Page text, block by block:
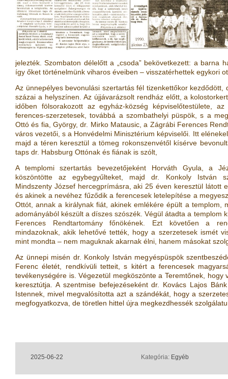
jelezték. Szombaton délelőtt a „csoda” bekövetkezett: a barna
így őket történelmünk viharos éveiben – visszatérhettek egykori
Az ünnepélyes bevonulási szertartás fél tizenkettőkor
százai a helyszínen. Az újjávarázsolt rendház előtt, a
időben fölsorakozott az egyház-község képviselőtestülete,
ferences-szerzetesek, továbbá a szombathelyi püspök, s a
Ottó és fia, György, dr. Mirko Matausic, a Zágrábi Ferences
város vezetői, s a Honvédelmi Minisztérium képviselői. Itt
majd a téren keresztül a tömeg rokonszenvétől kísérve
taps dr. Habsburg Ottónak és fiának is szólt,
A templomi szertartás bevezetőjeként Horváth Gyula, a
köszöntötte az egybegyűlteket, majd dr. Konkoly István
Mindszenty József hercegprímásra, aki 25 éven keresztül látott
és akinek a nevéhez fűződik a ferencesek letelepítése a
Ottót, annak a királynak fiát, akinek emlékére épült a templom,
adományából készült a díszes szószék. Végül átadta a templom
Ferences Rendtartomány főnökének. Ezt követően a
mindazoknak, akik lehetővé tették, hogy a szerzetesek ismét
mint mondta – nem maguknak akarnak élni, hanem másokat
Az ünnepi misén dr. Konkoly István megyéspüspök
Ferenc életét, rendkívüli tetteit, s kitért a ferencesek
tevékenységére is. Végezetül megköszönte a Teremtőnek,
keresztútja. A szentmise befejezéseként dr. Kovács Lajos
Istennek, mivel megvalósította azt a szándékát, hogy a
megfogyatkozva, de töretlen hittel újra megkezdhessék
2025-06-22 Kategória: Egyéb